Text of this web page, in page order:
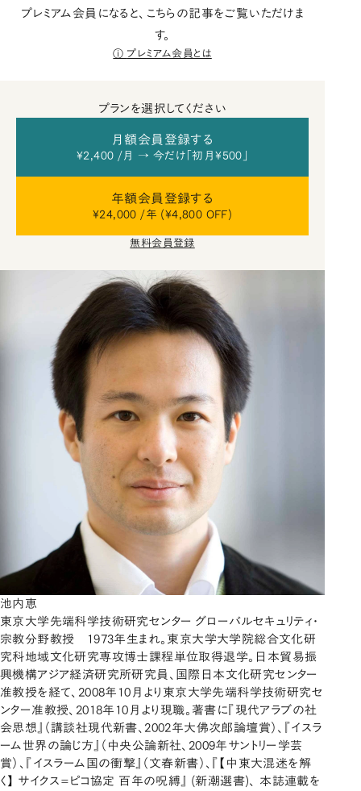
プレミアム会員になると、こちらの記事をご覧いただけま
す。
プレミアム会員とは
プランを選択してください
月額会員登録する
¥2,400 /月 → 今だけ「初月¥500」
年額会員登録する
¥24,000 /年 (¥4,800 OFF)
無料会員登録
池内恵
東京大学先端科学技術研究センター グローバルセキュリティ・
宗教分野教授 1973年生まれ。東京大学大学院総合文化研
究科地域文化研究専攻博士課程単位取得退学。日本貿易振
興機構アジア経済研究所研究員、国際日本文化研究センター
准教授を経て、2008年10月より東京大学先端科学技術研究セ
ンター准教授、2018年10月より現職。著書に『現代アラブの社
会思想』（講談社現代新書、2002年大佛次郎論壇賞）、『イスラ
ーム世界の論じ方』（中央公論新社、2009年サントリー学芸
賞）、『イスラーム国の衝撃』（文春新書）、『【中東大混迷を解
く】 サイクス=ピコ協定 百年の呪縛』 (新潮選書)、 本誌連載を